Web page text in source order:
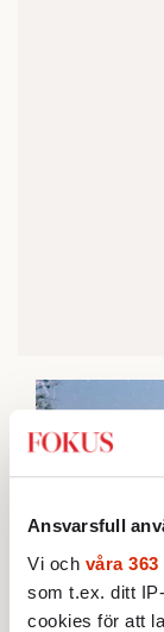
Ansvarsfull
Vi och våra
som t.ex. ditt
cookies för att